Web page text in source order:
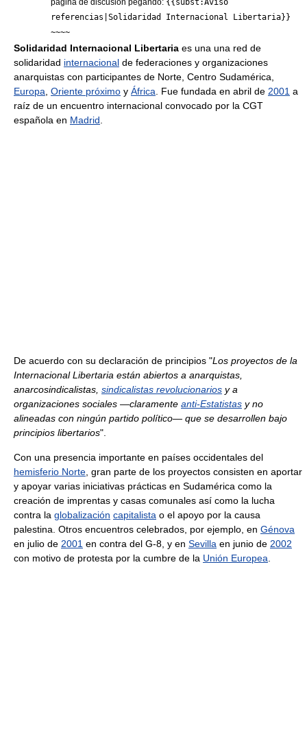
página de discusión pegando: {{subst:Aviso
referencias|Solidaridad Internacional Libertaria}}
~~~~
Solidaridad Internacional Libertaria es una una red de
solidaridad internacional de federaciones y organizaciones
anarquistas con participantes de Norte, Centro Sudamérica,
Europa Oriente próximo y África . Fue fundada en abril de 2001 a
raíz de un encuentro internacional convocado por la CGT
española en Madrid
De acuerdo con su declaración de principios "Los proyectos de la
Internacional Libertaria están abiertos a anarquistas,
anarcosindicalistas, sindicalistas revolucionarios y a
organizaciones sociales —claramente anti-Estatistas y no
alineadas con ningún partido político— que se desarrollen bajo
principios libertarios".
Con una presencia importante en países occidentales del
hemisferio Norte , gran parte de los proyectos consisten en aportar
y apoyar varias iniciativas prácticas en Sudamérica como la
creación de imprentas y casas comunales así como la lucha
contra la globalización capitalista o el apoyo por la causa
palestina. Otros encuentros celebrados, por ejemplo, en Génova
en julio de 2001 en contra del G-8, y en Sevilla en junio de 2002
con motivo de protesta por la cumbre de la Unión Europea